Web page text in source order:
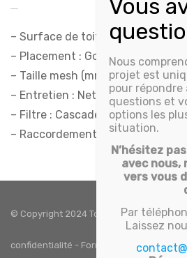
– Surface de toit (m²) : 70
– Placement : Gouttière
– Taille mesh (mm) : 0,7 x 1,7
– Entretien : Nettoyage 1-2 fois
– Filtre : Cascade
– Raccordement entrée : ø110
© Copyright 2024 Toutes eaux. Tous
confidentialité - Formulaire de contact-
Nous
projet est
pour
questions et
options les
situation.
N’hésitez
avec nous,
vers vous
Par
Laissez